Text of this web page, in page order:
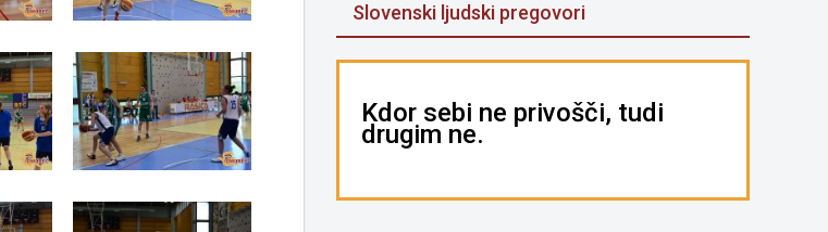
Slovenski ljudski pregovori
Kdor sebi ne privošči, tudi
drugim ne.